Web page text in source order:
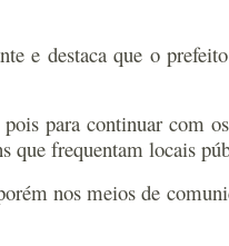
e destaca que o
para continuar com
que frequentam locais
nos meios de